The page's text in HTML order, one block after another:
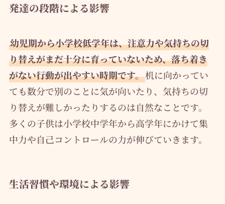
発達の段階による影響
幼児期から小学校低学年は、注意力や気持ちの切
り替えがまだ十分に育っていないため、落ち着き
がない行動が出やすい時期です。机に向かってい
ても数分で別のことに気が向いたり、気持ちの切
り替えが難しかったりするのは自然なことです。
多くの子供は小学校中学年から高学年にかけて集
中力や自己コントロールの力が伸びていきます。
生活習慣や環境による影響